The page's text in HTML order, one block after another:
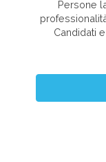
Persone
Candidati